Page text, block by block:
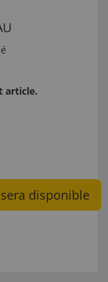
article.
disponible